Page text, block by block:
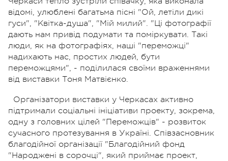
відомі, улюблені багатьма пісні "Ой, летіли дикі
гуси", "Квітка-душа", "Мій милий". "Ці фотографії
дають нам привід подумати та поміркувати. Такі
люди, як на фотографіях, наші "переможці"
надихають нас, простих людей, бути
переможцями", - поділилася своїми враженнями
від виставки Тоня Матвієнко.
Організатори виставки у Черкасах активно
підтримали соціальні ініціативи проекту, зокрема,
одну з головних цілей "Переможців" - розвиток
сучасного протезування в Україні. Співзасновник
благодійної організації "Благодійний фонд
"Народжені в сорочці", який приймає проект,